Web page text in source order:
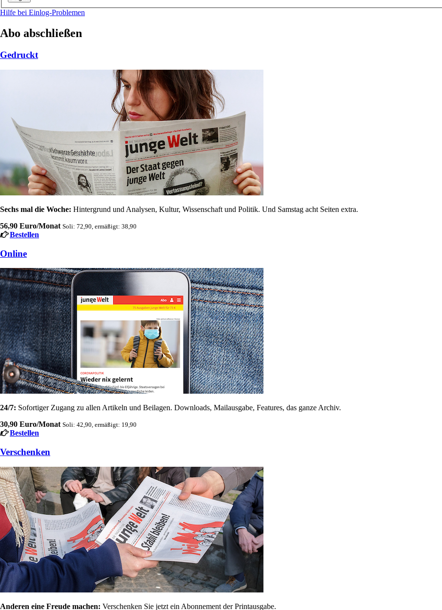
Hilfe bei Einlog-Problemen
Abo abschließen
Gedruckt
Sechs mal die Woche: Hintergrund und Analysen, Kultur, Wissenschaft und Politik. Und Samstag acht Seiten extra.
56,90 Euro/Monat Soli: 72,90, ermäßigt: 38,90
Bestellen
Online
24/7: Sofortiger Zugang zu allen Artikeln und Beilagen. Downloads, Mailausgabe, Features, das ganze Archiv.
30,90 Euro/Monat Soli: 42,90, ermäßigt: 19,90
Bestellen
Verschenken
Anderen eine Freude machen: Verschenken Sie jetzt ein Abonnement der Printausgabe.